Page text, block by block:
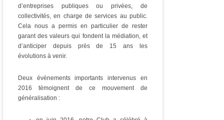
d’entreprises publiques ou privées, de
collectivités, en charge de services au public.
Cela nous a permis en particulier de rester
garant des valeurs qui fondent la médiation, et
d’anticiper depuis près de 15 ans les
évolutions à venir.
Deux évènements importants intervenus en
2016 témoignent de ce mouvement de
généralisation :